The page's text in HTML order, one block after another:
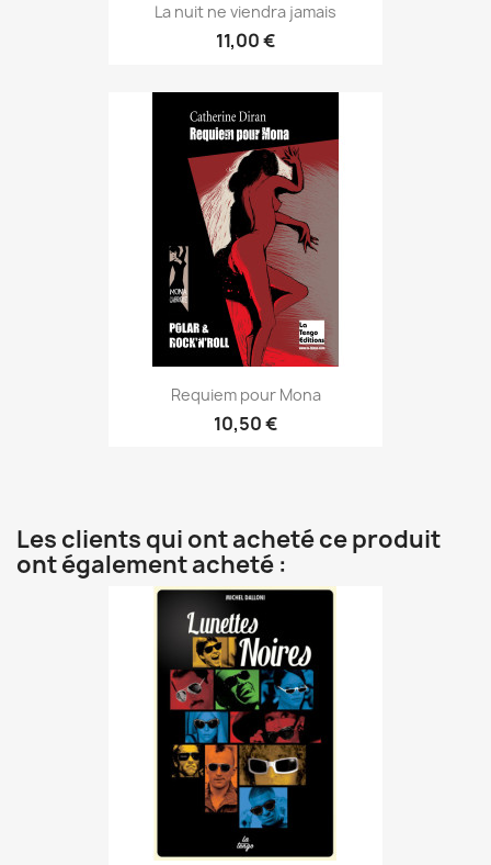
La nuit ne viendra jamais
11,00 €
Requiem pour Mona
10,50 €
Les clients qui ont acheté ce produit
ont également acheté :